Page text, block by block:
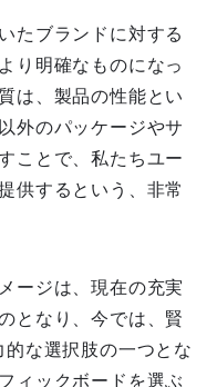
たブランドに対する
り明確なものになっ
は、製品の性能とい
外のパッケージやサ
ことで、私たちユー
供するという、非常
ージは、現在の充実
となり、今では、賢
な選択肢の一つとな
ィックボードを選ぶ